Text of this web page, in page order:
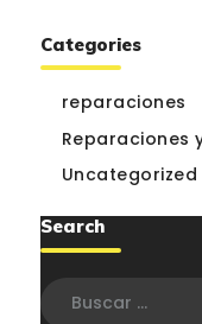
Categories
reparaciones
Reparaciones
Uncategorized
Search